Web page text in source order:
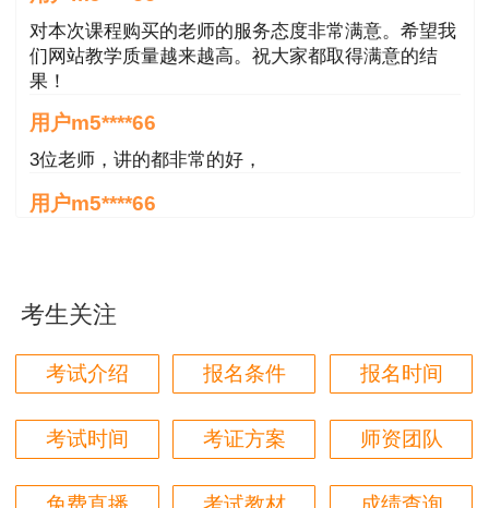
料，到各报名点办理一级建造师执业资格证书。一
建证书领取时间及通知>>
对本次课程购买的老师的服务态度非常满意。希望我
们网站教学质量越来越高。祝大家都取得满意的结
果！
用户m5****66
用户m5****66
建设工程教育网很给力，课程逻辑清晰，老师讲解通
俗易懂，重点突出，模拟题质量高，押题卷压中的知
识点很多，尤其是实务简答题秘籍压中将近70%的小
问，让小白学员也能一次过四门，十分给力，值得推
用户jl****un
感谢教育网的多年支持与培养。
考生关注
考试介绍 报名条件 报名时间
考试时间 考证方案 师资团队